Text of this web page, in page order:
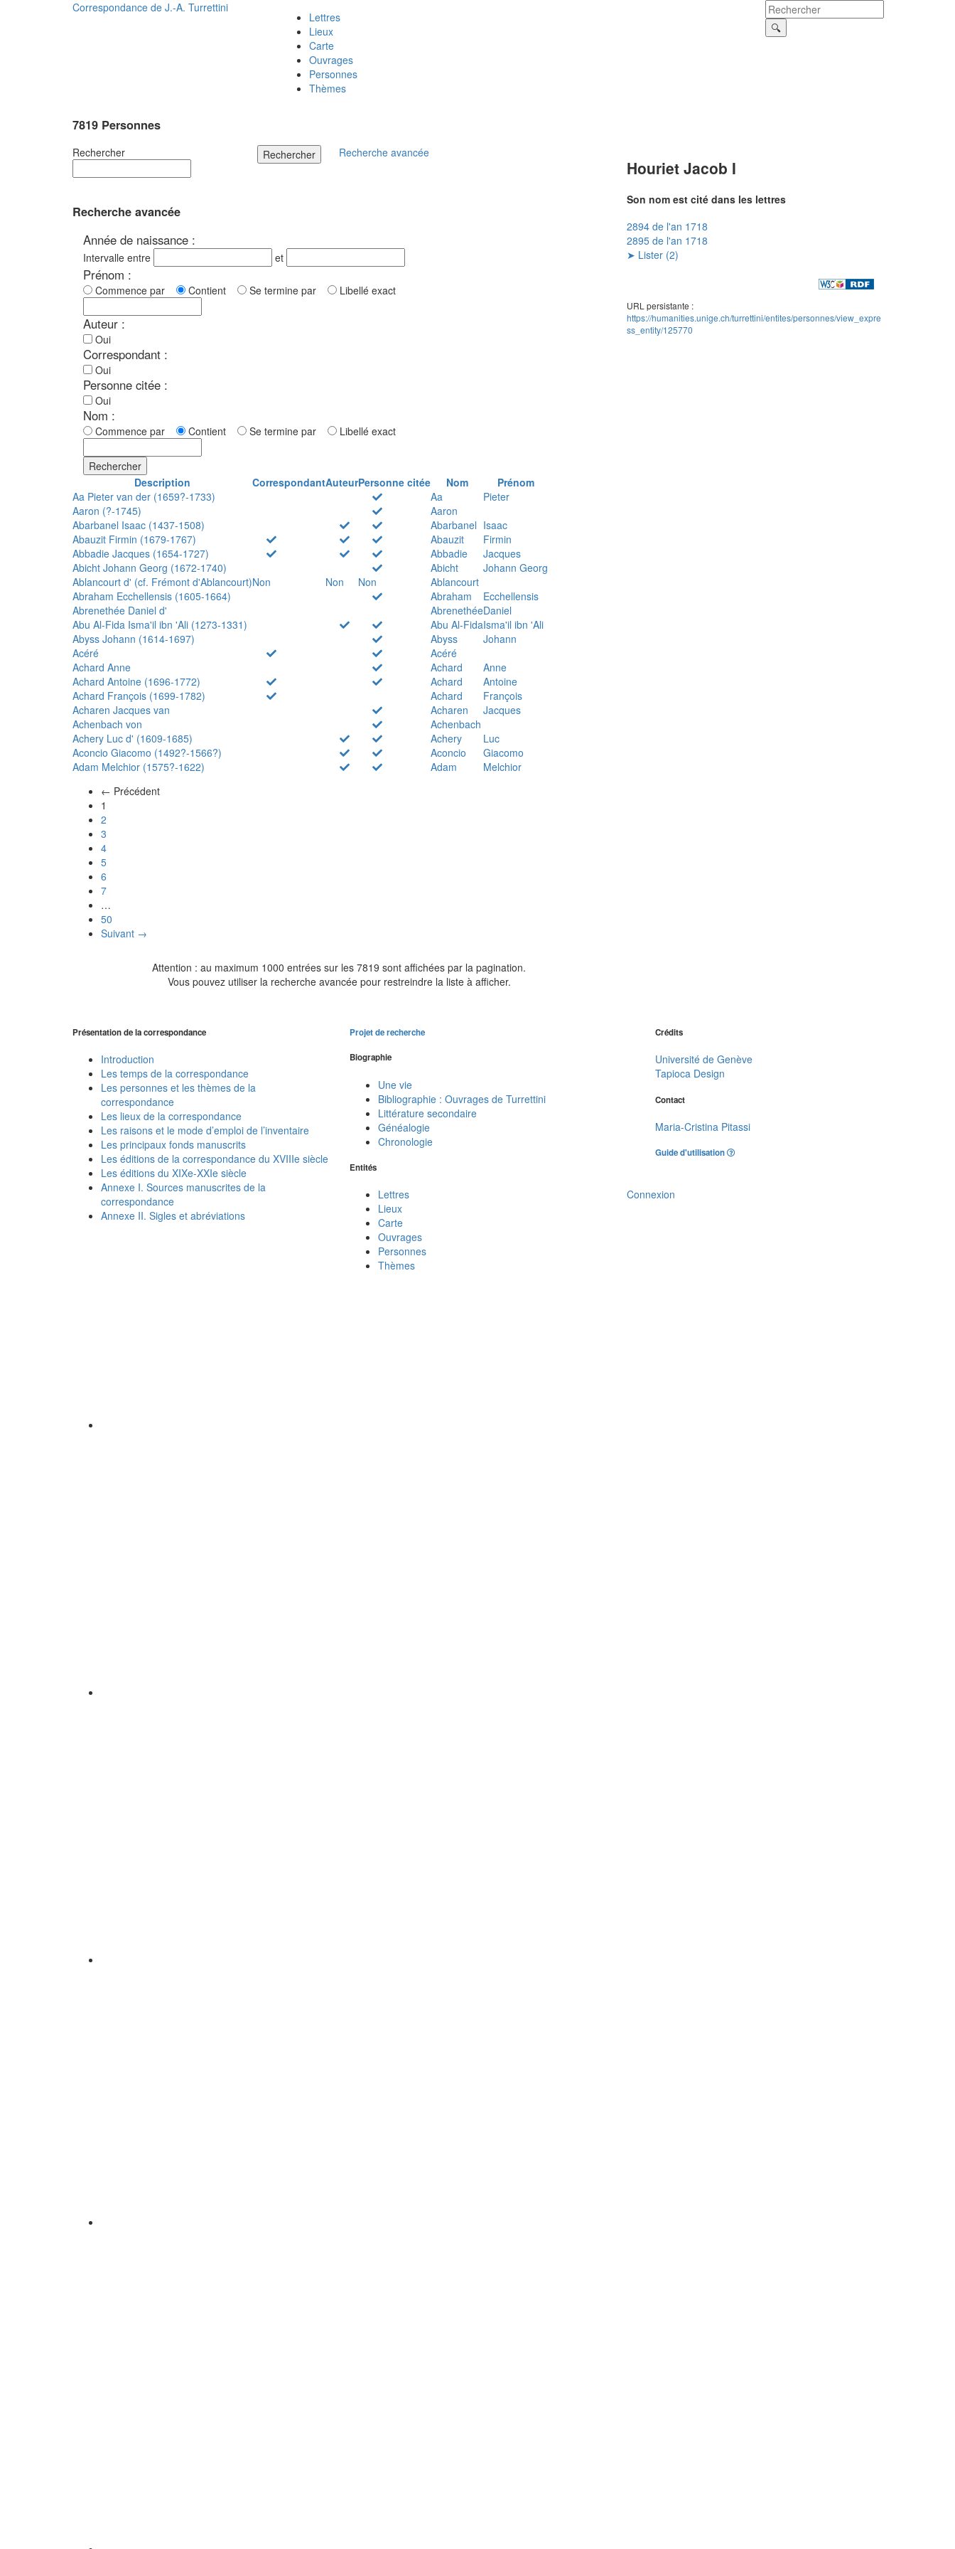
Correspondance de J.-A. Turrettini
Lettres
Lieux
Carte
Ouvrages
Personnes
Thèmes
7819 Personnes
Rechercher Rechercher Recherche avancée
Recherche avancée
Année de naissance :
Intervalle entre et
Prénom :
Commence par Contient Se termine par Libellé exact
Auteur :
Oui
Correspondant :
Oui
Personne citée :
Oui
Nom :
Commence par Contient Se termine par Libellé exact
Rechercher
Description
CorrespondantAuteurPersonne citée Nom
Prénom
Aa Pieter van der (1659?-1733)
Aa
Pieter
Aaron (?-1745)
Aaron
Abarbanel Isaac (1437-1508)
Abarbanel Isaac
Abauzit Firmin (1679-1767)
Abauzit
Firmin
Abbadie Jacques (1654-1727)
Abbadie
Jacques
Abicht Johann Georg (1672-1740)
Abicht
Johann Georg
Ablancourt d' (cf. Frémont d'Ablancourt)Non Non Non
Ablancourt
Abraham Ecchellensis (1605-1664)
Abraham
Ecchellensis
Abrenethée Daniel d'
AbrenethéeDaniel
Abu Al-Fida Isma'il ibn 'Ali (1273-1331)
Abu Al-FidaIsma'il ibn 'Ali
Abyss Johann (1614-1697)
Abyss
Johann
Acéré
Acéré
Achard Anne
Achard
Anne
Achard Antoine (1696-1772)
Achard
Antoine
Achard François (1699-1782)
Achard
François
Acharen Jacques van
Acharen
Jacques
Achenbach von
Achenbach
Achery Luc d' (1609-1685)
Achery
Luc
Aconcio Giacomo (1492?-1566?)
Aconcio
Giacomo
Adam Melchior (1575?-1622)
Adam
Melchior
← Précédent
1
2
3
4
5
6
7
…
50
Suivant →
Attention : au maximum 1000 entrées sur les 7819 sont affichées par la pagination.
Vous pouvez utiliser la recherche avancée pour restreindre la liste à afficher.
Houriet Jacob I
Son nom est cité dans les lettres
2894 de l'an 1718
2895 de l'an 1718
➤ Lister (2)
URL persistante :
https://humanities.unige.ch/turrettini/entites/personnes/view_expre
ss_entity/125770
Présentation de la correspondance
Introduction
Les temps de la correspondance
Les personnes et les thèmes de la
correspondance
Les lieux de la correspondance
Les raisons et le mode d’emploi de l’inventaire
Les principaux fonds manuscrits
Les éditions de la correspondance du XVIIIe siècle
Les éditions du XIXe-XXIe siècle
Annexe I. Sources manuscrites de la
correspondance
Annexe II. Sigles et abréviations
Projet de recherche
Biographie
Une vie
Bibliographie : Ouvrages de Turrettini
Littérature secondaire
Généalogie
Chronologie
Entités
Lettres
Lieux
Carte
Ouvrages
Personnes
Thèmes
Crédits
Université de Genève
Tapioca Design
Contact
Maria-Cristina Pitassi
Guide d'utilisation
Connexion